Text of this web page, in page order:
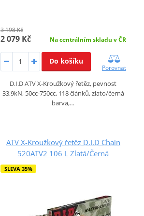
3 198 Kč
2 079 Kč Na centrálním skladu v ČR
Do košíku
Porovnat
D.I.D ATV X-Kroužkový řetěz, pevnost
33,9kN, 50cc-750cc, 118 článků, zlato/černá
barva,…
ATV X-Kroužkový řetěz D.I.D Chain
520ATV2 106 L Zlatá/Černá
SLEVA 35%